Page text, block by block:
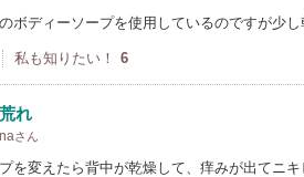
ボディーソープを使用しているのですが少
私も知りたい！ 6
れ
さん
を変えたら背中が乾燥して、痒みが出てニ